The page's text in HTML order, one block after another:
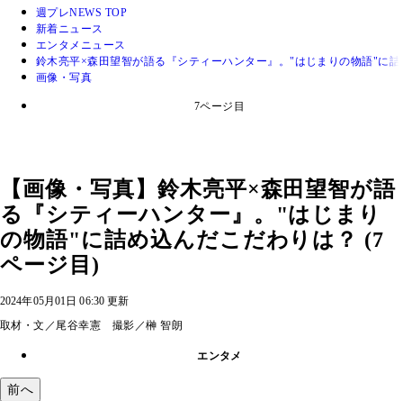
週プレNEWS TOP
新着ニュース
エンタメニュース
鈴木亮平×森田望智が語る『シティーハンター』。"はじまりの物語"に
画像・写真
7ページ目
【画像・写真】鈴木亮平×森田望智が語
る『シティーハンター』。"はじまり
の物語"に詰め込んだこだわりは？ (7
ページ目)
2024年05月01日 06:30 更新
取材・文／尾谷幸憲 撮影／榊 智朗
エンタメ
前へ